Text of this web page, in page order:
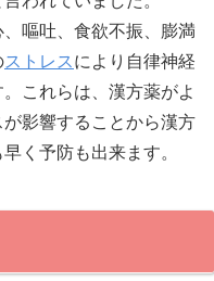
嘔吐、食欲不振、膨満
ストレス により自律神経
これらは、漢方薬がよ
影響することから漢方
く予防も出来ます。